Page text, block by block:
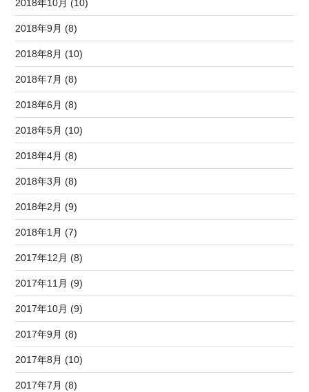
2018年10月 (10)
2018年9月 (8)
2018年8月 (10)
2018年7月 (8)
2018年6月 (8)
2018年5月 (10)
2018年4月 (8)
2018年3月 (8)
2018年2月 (9)
2018年1月 (7)
2017年12月 (8)
2017年11月 (9)
2017年10月 (9)
2017年9月 (8)
2017年8月 (10)
2017年7月 (8)